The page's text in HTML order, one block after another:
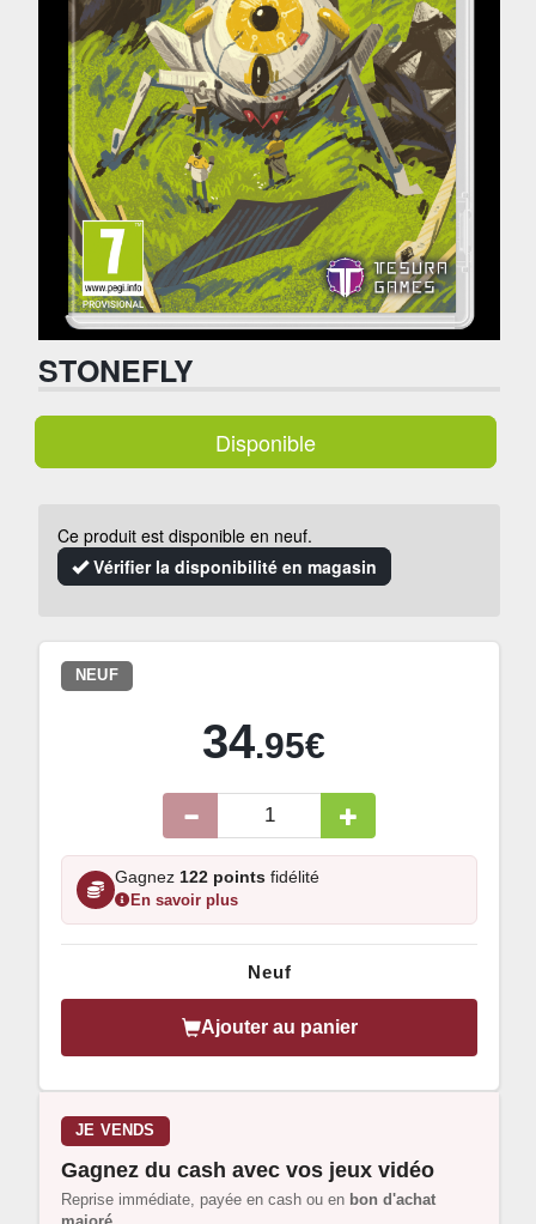
STONEFLY
Disponible
Ce produit est disponible en neuf.
Vérifier la disponibilité en magasin
NEUF
34.95€
Gagnez 122 points fidélité
En savoir plus
Neuf
Ajouter au panier
JE VENDS
Gagnez du cash avec vos jeux vidéo
Reprise immédiate, payée en cash ou en bon d'achat